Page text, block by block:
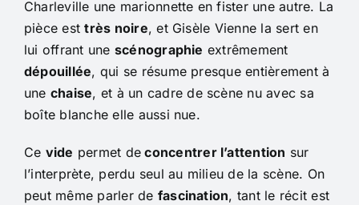
Charleville une marionnette en fister une autre. La
pièce esttrès noire, et Gisèle Vienne la sert en
lui offrant une scénographie extrêmement
dépouillée, qui se résume presque entièrement à
une chaise, et à un cadre de scène nu avec sa
boîte blanche elle aussi nue.
Ce vide permet de concentrer l’attention sur
l’interprète, perdu seul au milieu de la scène. On
peut même parler de fascination, tant le récit est